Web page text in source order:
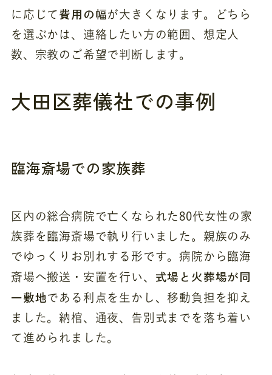
に応じて 費用の幅が大きくなります。どちら
を選ぶかは、連絡したい方の範囲、想定人
数、宗教のご希望で判断します。
大田区葬儀社での事例
臨海斎場での家族葬
区内の総合病院で亡くなられた80代女性の家
族葬を臨海斎場で執り行いました。親族のみ
でゆっくりお別れする形です。病院から臨海
斎場へ搬送・安置を行い、 式場と火葬場が同
一敷地である利点を生かし、移動負担を抑え
ました。納棺、通夜、告別式までを落ち着い
て進められました。